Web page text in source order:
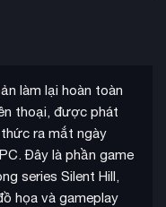
làm lại hoàn toàn
thoại, được phát
ra mắt ngày
Đây là phần game
series Silent Hill,
họa và gameplay